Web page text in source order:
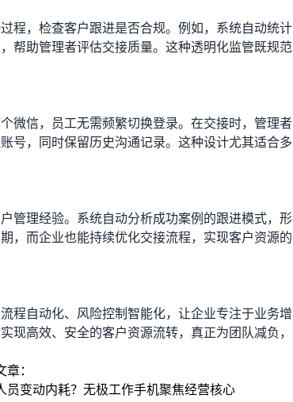
程，检查客户跟进是否合规。例如，系统自动统计
帮助管理者评估交接质量。这种透明化监管既规范
微信，员工无需频繁切换登录。在交接时，管理者
号，同时保留历史沟通记录。这种设计尤其适合多
管理经验。系统自动分析成功案例的跟进模式，形
，而企业也能持续优化交接流程，实现客户资源的
程自动化、风险控制智能化，让企业专注于业务增
高效、安全的客户资源流转，真正为团队减负，
：
员变动内耗？无极工作手机聚焦经营核心